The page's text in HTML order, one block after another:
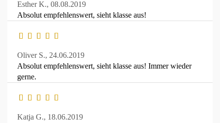
Esther K., 08.08.2019
Absolut empfehlenswert, sieht klasse aus!
Oliver S., 24.06.2019
Absolut empfehlenswert, sieht klasse aus! Immer wieder
gerne.
Katja G., 18.06.2019